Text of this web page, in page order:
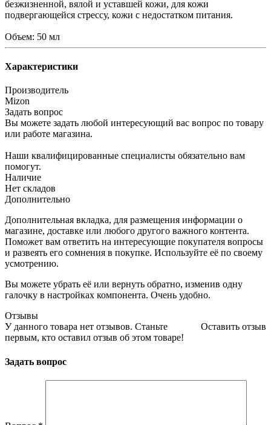
безжизненной, вялой и уставшей кожи, для кожи
подвергающейся стрессу, кожи с недостатком питания.
Объем: 50 мл
Характеристики
Производитель
Mizon
Задать вопрос
Вы можете задать любой интересующий вас вопрос по товару
или работе магазина.
Наши квалифицированные специалисты обязательно вам
помогут.
Наличие
Нет складов
Дополнительно
Дополнительная вкладка, для размещения информации о
магазине, доставке или любого другого важного контента.
Поможет вам ответить на интересующие покупателя вопросы
и развеять его сомнения в покупке. Используйте её по своему
усмотрению.
Вы можете убрать её или вернуть обратно, изменив одну
галочку в настройках компонента. Очень удобно.
Отзывы
Оставить отзыв
У данного товара нет отзывов. Станьте
первым, кто оставил отзыв об этом товаре!
Задать вопрос